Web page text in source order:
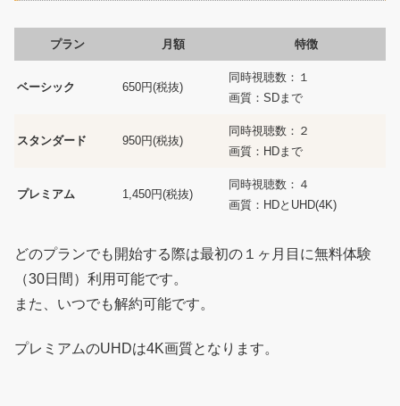
プラン 月額 特徴
ベーシック 650円(税抜)
同時視聴数：１
画質：SDまで
スタンダード 950円(税抜)
同時視聴数：２
画質：HDまで
プレミアム 1,450円(税抜)
同時視聴数：４
画質：HDとUHD(4K)
どのプランでも開始する際は最初の１ヶ月目に無料体験
（30日間）利用可能です。
また、いつでも解約可能です。
プレミアムのUHDは4K画質となります。